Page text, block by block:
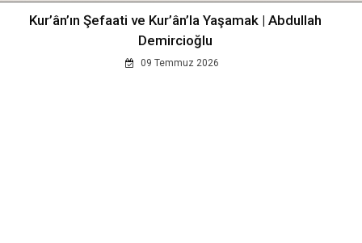
Kur’ân’ın Şefaati ve Kur’ân’la Yaşamak | Abdullah
Demircioğlu
09 Temmuz 2026